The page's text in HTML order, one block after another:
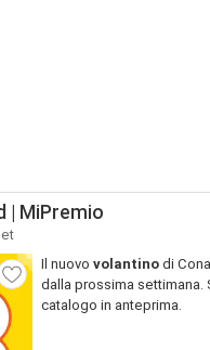
| MiPremio
Il nuovo volantinodi
dalla prossima settimana.
catalogo in anteprima.